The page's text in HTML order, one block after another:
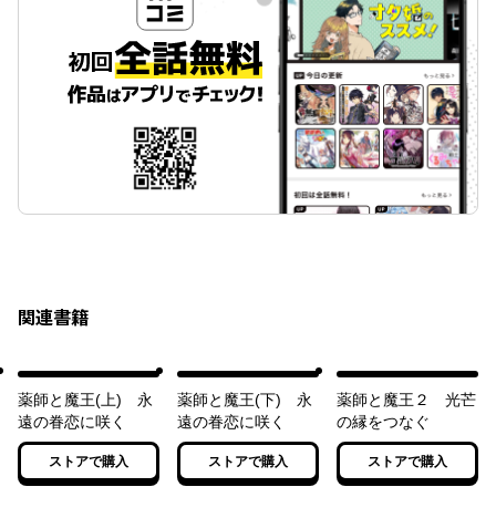
関連書籍
薬師と魔王(上) 永
遠の眷恋に咲く
ストアで購入
薬師と魔王(下) 永
遠の眷恋に咲く
ストアで購入
薬師と魔王２ 光芒
の縁をつなぐ
ストアで購入